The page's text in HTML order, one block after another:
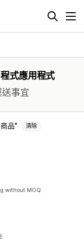
式應用程式
事宜
品 清除
without MOQ